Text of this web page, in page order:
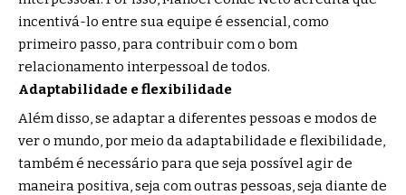
incentivá-lo entre sua equipe é essencial, como
primeiro passo, para contribuir com o bom
relacionamento interpessoal de todos.
Adaptabilidade e flexibilidade
Além disso, se adaptar a diferentes pessoas e modos de
ver o mundo, por meio da adaptabilidade e flexibilidade,
também é necessário para que seja possível agir de
maneira positiva, seja com outras pessoas, seja diante de